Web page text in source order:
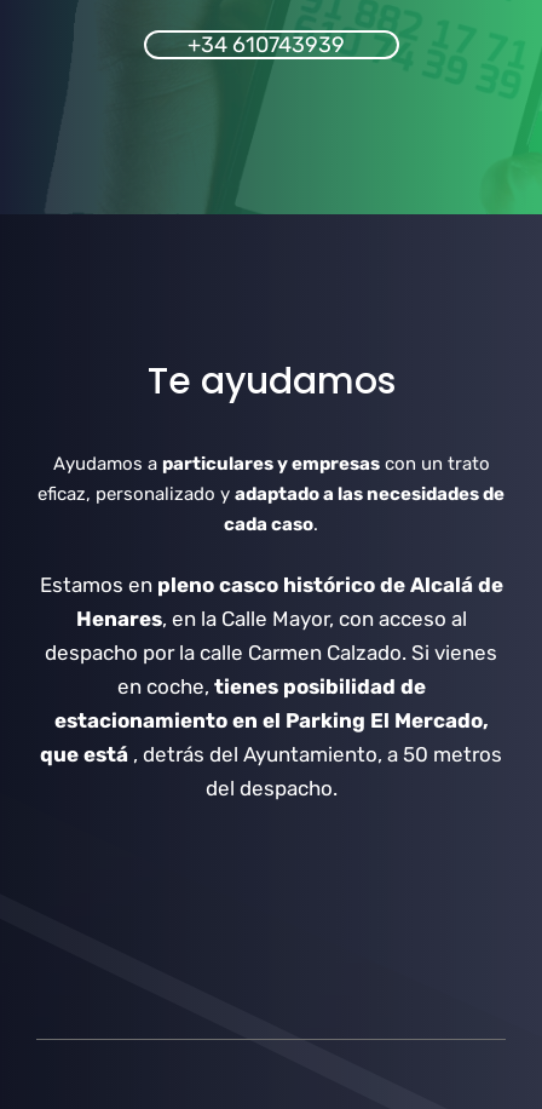
+34 610743939
Te ayudamos
Ayudamos a particulares y empresascon un trato
eficaz, personalizado y adaptado a las necesidades de
cada caso.
Estamos en pleno casco histórico de Alcalá de
Henares, en la Calle Mayor, con acceso al
despacho por la calle Carmen Calzado. Si vienes
en coche, tienes posibilidad de
estacionamiento en el Parking El Mercado,
que está , detrás del Ayuntamiento, a 50 metros
del despacho.